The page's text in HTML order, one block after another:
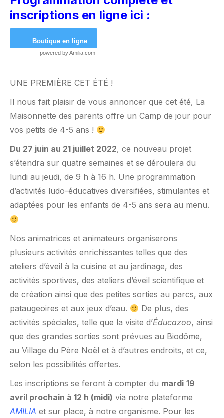
inscriptions en ligne ici :
Boutique en ligne
powered byAmilia.com
UNE PREMIÈRE CET ÉTÉ !
Il nous fait plaisir de vous annoncer que cet été, La
Maisonnette des parents offre un Camp de jour pour
vos petits de 4-5 ans !
Du 27 juin au 21 juillet 2022, ce nouveau projet
s’étendra sur quatre semaines et se déroulera du
lundi au jeudi, de 9 h à 16 h. Une programmation
d’activités ludo-éducatives diversifiées, stimulantes et
adaptées pour les enfants de 4-5 ans sera au menu.
Nos animatrices et animateurs organiserons
plusieurs activités enrichissantes telles que des
ateliers d’éveil à la cuisine et au jardinage, des
activités sportives, des ateliers d’éveil scientifique et
de création ainsi que des petites sorties au parcs, aux
pataugeoires et aux jeux d’eau.
De plus, des
activités spéciales, telle que la visite d’Éducazoo, ainsi
que des grandes sorties sont prévues au Biodôme,
au Village du Père Noël et à d’autres endroits, et ce,
selon les possibilités offertes.
Les inscriptions se feront à compter du mardi 19
avril prochain à 12 h (midi) via notre plateforme
AMILIA et sur place, à notre organisme. Pour les